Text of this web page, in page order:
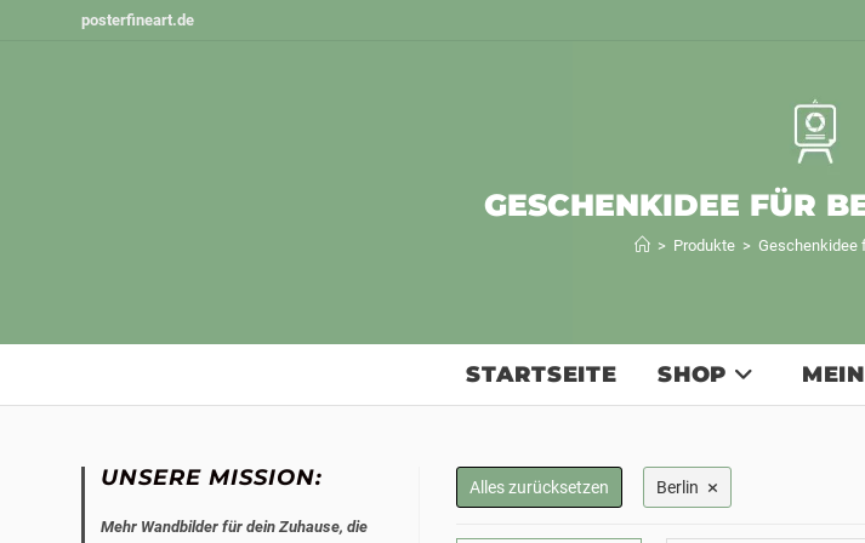
posterfineart.de
GESCHENKIDEE FÜR
> Produkte > Geschenkidee
STARTSEITE SHOP
Alles zurücksetzen Berlin ×
UNSERE MISSION:
Mehr Wandbilder für dein Zuhause, die